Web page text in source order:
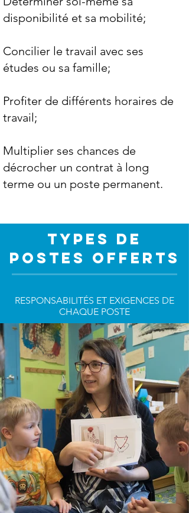
disponibilité et sa mobilité;
Concilier le travail avec ses
études ou sa famille;
Profiter de différents horaires de
travail;
Multiplier ses chances de
décrocher un contrat à long
terme ou un poste permanent.
TYPES DE
POSTES OFFERTS
RESPONSABILITÉS ET EXIGENCES DE
CHAQUE POSTE